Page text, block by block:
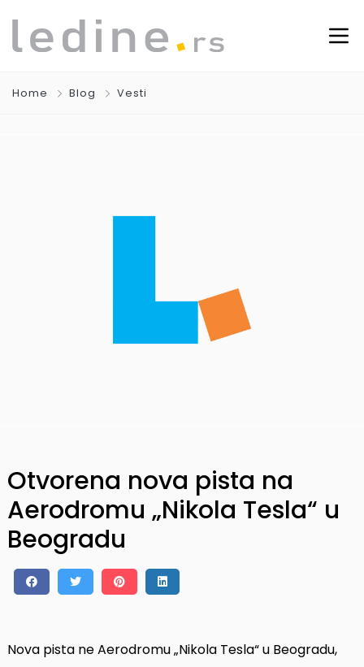
Home Blog Vesti
Otvorena nova pista na
Aerodromu „Nikola Tesla“ u
Beogradu
Nova pista ne Aerodromu „Nikola Tesla“ u Beogradu,